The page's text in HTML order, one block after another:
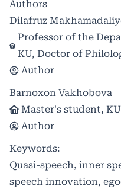
Authors
Dilafruz
Professor of the
KU, Doctor of
Author
Barnoxon Vakhobova
Master's student, KU
Author
Keywords:
Quasi-speech, inner
speech innovation,